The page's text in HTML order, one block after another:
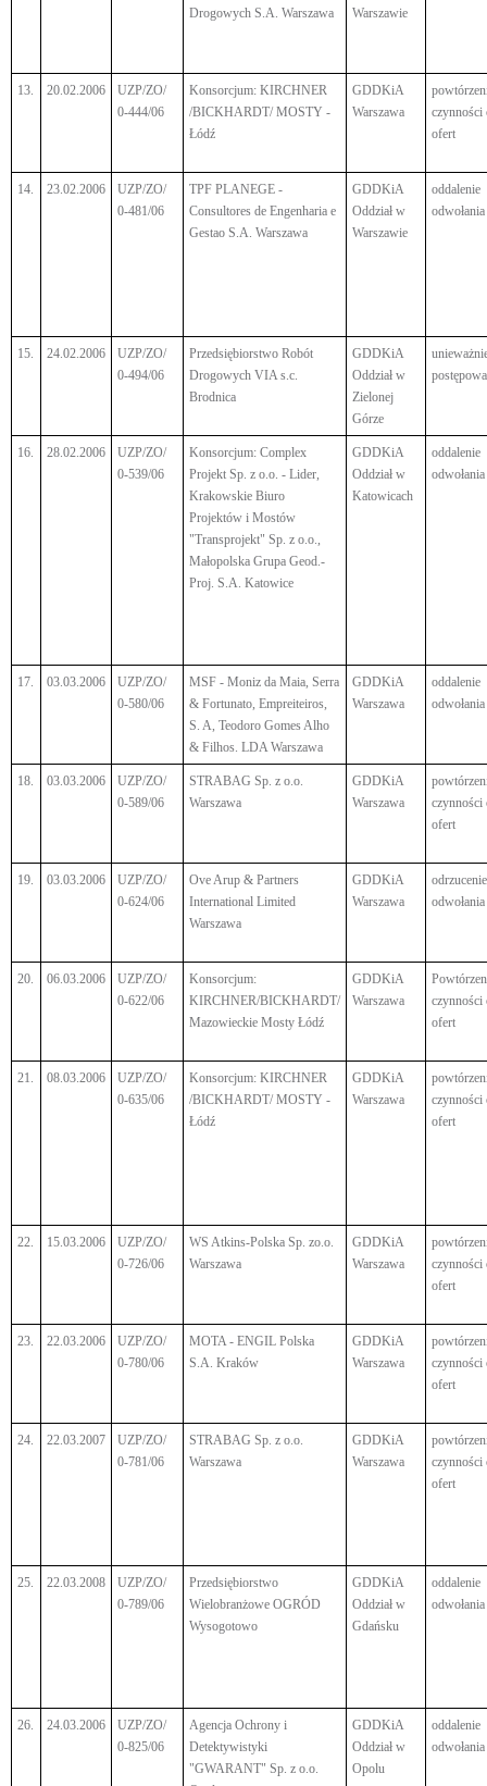
Drogowych S.A. Warszawa
Warszawie
13. 20.02.2006
UZP/ZO/
0-444/06
Konsorcjum: KIRCHNER
/BICKHARDT/ MOSTY -
Łódź
GDDKiA
Warszawa
czynności
ofert
14. 23.02.2006
UZP/ZO/
0-481/06
TPF PLANEGE -
Consultores de Engenharia e
Gestao S.A. Warszawa
GDDKiA
Oddział w
Warszawie
oddalenie
odwołania
15. 24.02.2006
UZP/ZO/
0-494/06
Przedsiębiorstwo Robót
Drogowych VIA s.c.
Brodnica
GDDKiA
Oddział w
Zielonej
Górze
16. 28.02.2006
UZP/ZO/
0-539/06
Konsorcjum: Complex
Projekt Sp. z o.o. - Lider,
Krakowskie Biuro
Projektów i Mostów
"Transprojekt" Sp. z o.o.,
Małopolska Grupa Geod.-
Proj. S.A. Katowice
GDDKiA
Oddział w
Katowicach
oddalenie
odwołania
17. 03.03.2006
UZP/ZO/
0-580/06
MSF - Moniz da Maia, Serra
& Fortunato, Empreiteiros,
S. A, Teodoro Gomes Alho
& Filhos. LDA Warszawa
GDDKiA
Warszawa
oddalenie
odwołania
18. 03.03.2006
UZP/ZO/
0-589/06
STRABAG Sp. z o.o.
Warszawa
GDDKiA
Warszawa
czynności
ofert
19. 03.03.2006
UZP/ZO/
0-624/06
Ove Arup & Partners
International Limited
Warszawa
GDDKiA
Warszawa
odrzucenie
odwołania
20. 06.03.2006
UZP/ZO/
0-622/06
Konsorcjum:
KIRCHNER/BICKHARDT/
Mazowieckie Mosty Łódź
GDDKiA
Warszawa
czynności
ofert
21. 08.03.2006
UZP/ZO/
0-635/06
Konsorcjum: KIRCHNER
/BICKHARDT/ MOSTY -
Łódź
GDDKiA
Warszawa
czynności
ofert
22. 15.03.2006
UZP/ZO/
0-726/06
WS Atkins-Polska Sp. zo.o.
Warszawa
GDDKiA
Warszawa
czynności
ofert
23. 22.03.2006
UZP/ZO/
0-780/06
MOTA - ENGIL Polska
S.A. Kraków
GDDKiA
Warszawa
czynności
ofert
24. 22.03.2007
UZP/ZO/
0-781/06
STRABAG Sp. z o.o.
Warszawa
GDDKiA
Warszawa
czynności
ofert
25. 22.03.2008
UZP/ZO/
0-789/06
Przedsiębiorstwo
Wielobranżowe OGRÓD
Wysogotowo
GDDKiA
Oddział w
Gdańsku
oddalenie
odwołania
26. 24.03.2006
UZP/ZO/
0-825/06
Agencja Ochrony i
Detektywistyki
"GWARANT" Sp. z o.o.
GDDKiA
Oddział w
Opolu
oddalenie
odwołania